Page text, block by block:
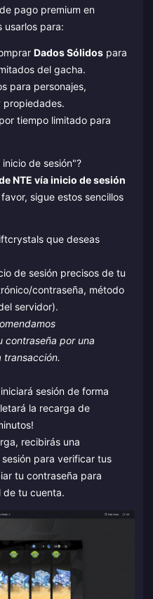
pago premium en
usarlos para:
Dados Sólidospara
del gacha.
para personajes,
propiedades.
tiempo limitado para
de sesión"?
NTE vía inicio de sesión
sigue estos sencillos
que deseas
de sesión precisos de tu
contraseña, método
servidor).
contraseña por una
transacción.
sesión de forma
la recarga de
recibirás una
para verificar tus
tu contraseña para
de tu cuenta.